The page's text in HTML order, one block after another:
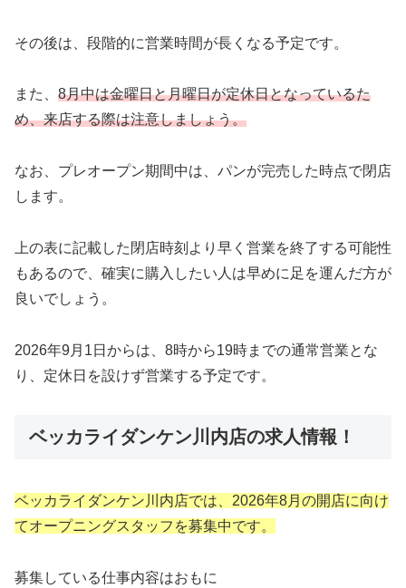
その後は、段階的に営業時間が長くなる予定です。
また、 8月中は金曜日と月曜日が定休日となっているた
め、来店する際は注意しましょう。
なお、プレオープン期間中は、パンが完売した時点で閉店
します。
上の表に記載した閉店時刻より早く営業を終了する可能性
もあるので、確実に購入したい人は早めに足を運んだ方が
良いでしょう。
2026年9月1日からは、8時から19時までの通常営業とな
り、定休日を設けず営業する予定です。
ベッカライダンケン川内店の求人情報！
ベッカライダンケン川内店では、2026年8月の開店に向け
てオープニングスタッフを募集中です。
募集している仕事内容はおもに